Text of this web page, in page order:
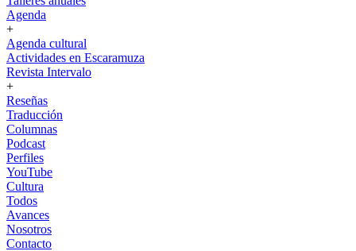
Agenda
+
Agenda cultural
Actividades en Escaramuza
Revista Intervalo
+
Reseñas
Traducción
Columnas
Podcast
Perfiles
YouTube
Cultura
Todos
Avances
Nosotros
Contacto